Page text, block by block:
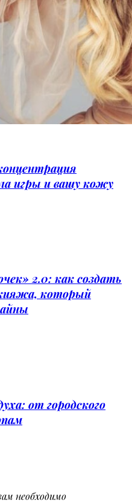
игры и вашу кожу
2.0: как создать
который
от городского
необходимо